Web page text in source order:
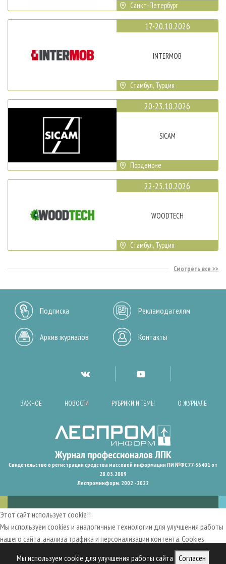
Мы используем cookie для улучшения работы сайта Согласен
Санкт-Петербург
17-20.10.2026
INTERMOB
Стамбул, Турция
20-23.10.2026
SICAM
Порденоне
22-25.10.2026
WOODTECH
Стамбул, Турция
Смотреть все
Подписка Рекламодателям
Архив журналов Контакты
ВАЖНОЕ НОВОСТИ РУБРИКИ И ТЕМЫ О ЖУРНАЛЕ
Свидетельство о регистрации средства массовой информации ПИ №ФС77-36401 от
28.05.2009
Леспроминформ. 2002 - 2022
Этот сайт использует cookie!!
Мы используем cookies и аналогичные технологии для улучшения работы
нашего сайта, анализа трафика и персонализации контента. Cookies